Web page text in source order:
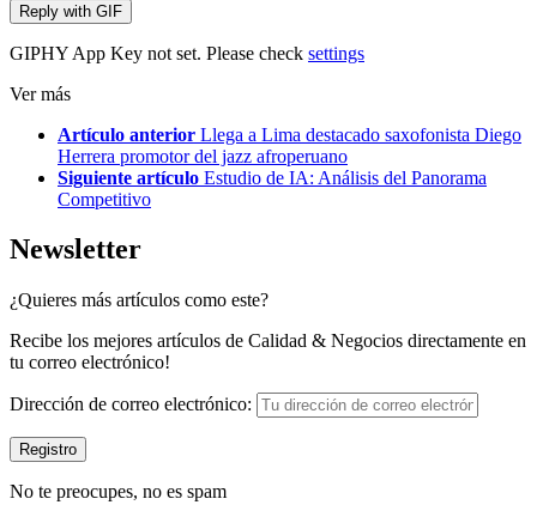
Reply with GIF
GIPHY App Key not set. Please check settings
Ver más
Artículo anterior Llega a Lima destacado saxofonista Diego
Herrera promotor del jazz afroperuano
Siguiente artículo Estudio de IA: Análisis del Panorama
Competitivo
Newsletter
¿Quieres más artículos como este?
Recibe los mejores artículos de Calidad & Negocios directamente en
tu correo electrónico!
Dirección de correo electrónico:
No te preocupes, no es spam